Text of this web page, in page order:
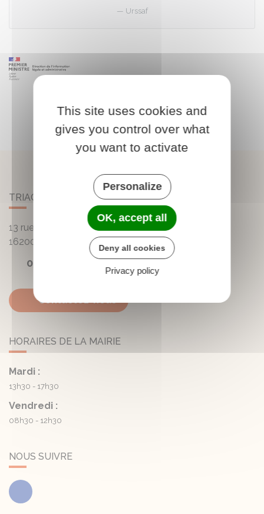
Urssaf
TRIAC-LAUTRAIT
13 rue de la Mairie - Lautrait
16200
Triac-Lautrait
05 45 81 05 41
Contactez-nous
HORAIRES DE LA MAIRIE
Mardi :
13h30 - 17h30
Vendredi :
08h30 - 12h30
NOUS SUIVRE
Facebook
This site uses cookies and
gives you control over what
you want to activate
Personalize
OK, accept all
Deny all cookies
Privacy policy